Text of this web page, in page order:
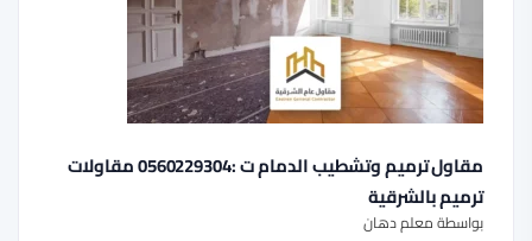
مقاول ترميم وتشطيب الدمام ت :0560229304 مقاولات
ترميم بالشرقية
بواسطة معلم دهان